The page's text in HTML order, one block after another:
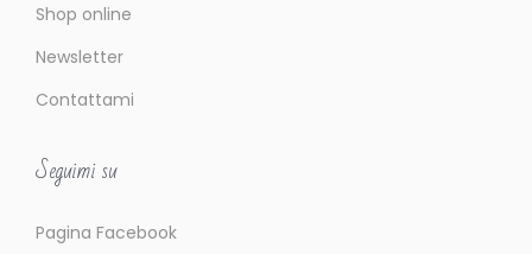
Shop online
Newsletter
Contattami
Seguimi su
Pagina Facebook